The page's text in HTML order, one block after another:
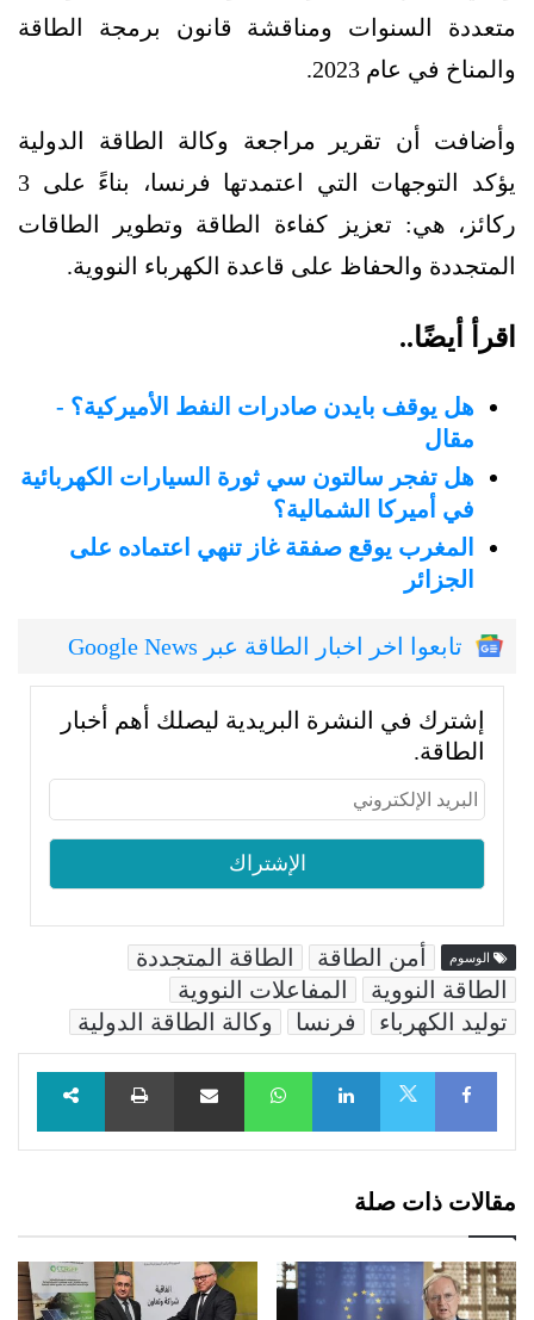
متعددة السنوات ومناقشة قانون برمجة الطاقة
والمناخ في عام 2023.
وأضافت أن تقرير مراجعة وكالة الطاقة الدولية
يؤكد التوجهات التي اعتمدتها فرنسا، بناءً على 3
ركائز، هي: تعزيز كفاءة الطاقة وتطوير الطاقات
المتجددة والحفاظ على قاعدة الكهرباء النووية.
اقرأ أيضًا..
هل يوقف بايدن صادرات النفط الأميركية؟ -
مقال
هل تفجر سالتون سي ثورة السيارات الكهربائية
في أميركا الشمالية؟
المغرب يوقع صفقة غاز تنهي اعتماده على
الجزائر
تابعوا اخر اخبار الطاقة عبر Google News
إشترك في النشرة البريدية ليصلك أهم أخبار
الطاقة.
الوسوم أمن الطاقة
الطاقة المتجددة
الطاقة النووية
المفاعلات النووية
توليد الكهرباء
فرنسا وكالة الطاقة الدولية
Facebook
LinkedIn
WhatsAppمشاركة عبر البريد طباعة
مقالات ذات صلة